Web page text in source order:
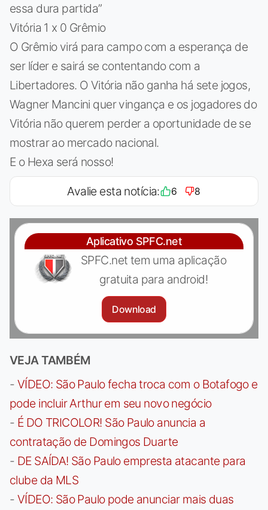
essa dura partida”
Vitória 1 x 0 Grêmio
O Grêmio virá para campo com a esperança de
ser líder e sairá se contentando com a
Libertadores. O Vitória não ganha há sete jogos,
Wagner Mancini quer vingança e os jogadores do
Vitória não querem perder a oportunidade de se
mostrar ao mercado nacional.
E o Hexa será nosso!
Avalie esta notícia: 6 8
Aplicativo SPFC.net
SPFC.net tem uma aplicação
gratuita para android!
Download
VEJA TAMBÉM
- VÍDEO: São Paulo fecha troca com o Botafogo e
pode incluir Arthur em seu novo negócio
- É DO TRICOLOR! São Paulo anuncia a
contratação de Domingos Duarte
- DE SAÍDA! São Paulo empresta atacante para
clube da MLS
- VÍDEO: São Paulo pode anunciar mais duas